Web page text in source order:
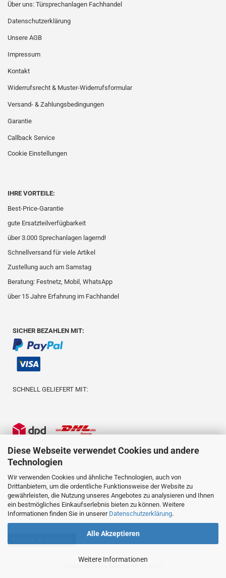
Diese Webseite verwendet Cookies und andere
Technologien
Wir verwenden Cookies und ähnliche Technologien, auch von
Drittanbietern, um die ordentliche Funktionsweise der Website zu
gewährleisten, die Nutzung unseres Angebotes zu analysieren und Ihnen
ein bestmögliches Einkaufserlebnis bieten zu können. Weitere
Informationen finden Sie in unserer Datenschutzerklärung.
Alle Akzeptieren
Weitere Informationen
Über uns: Türsprechanlagen Fachhandel
Datenschutzerklärung
Unsere AGB
Impressum
Kontakt
Widerrufsrecht & Muster-Widerrufsformular
Versand- & Zahlungsbedingungen
Garantie
Callback Service
Cookie Einstellungen
IHRE VORTEILE:
Best-Price-Garantie
gute Ersatzteilverfügbarkeit
über 3.000 Sprechanlagen lagernd!
Schnellversand für viele Artikel
Zustellung auch am Samstag
Beratung: Festnetz, Mobil, WhatsApp
über 15 Jahre Erfahrung im Fachhandel
SICHER BEZAHLEN MIT:
SCHNELL GELIEFERT MIT:
BEWERTUNGEN:
ebay 100,0 % positiv
23.419 Bewertungen mit 5,0⭐️⭐️⭐️⭐️⭐️